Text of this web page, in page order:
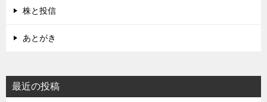
株と投信
あとがき
最近の投稿